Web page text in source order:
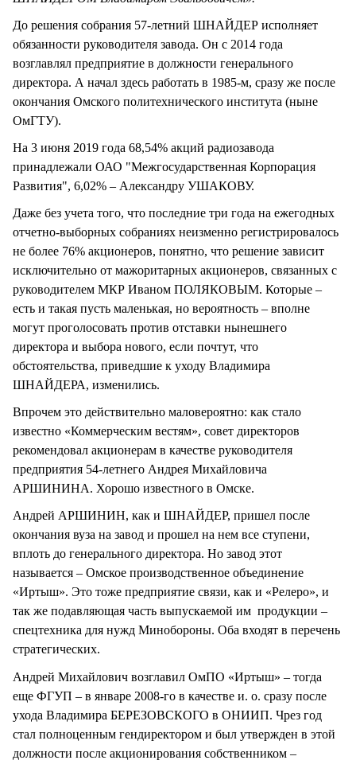
До решения собрания 57-летний ШНАЙДЕР исполняет
обязанности руководителя завода. Он с 2014 года
возглавлял предприятие в должности генерального
директора. А начал здесь работать в 1985-м, сразу же после
окончания Омского политехнического института (ныне
ОмГТУ).
На 3 июня 2019 года 68,54% акций радиозавода
принадлежали ОАО "Межгосударственная Корпорация
Развития", 6,02% – Александру УШАКОВУ.
Даже без учета того, что последние три года на ежегодных
отчетно-выборных собраниях неизменно регистрировалось
не более 76% акционеров, понятно, что решение зависит
исключительно от мажоритарных акционеров, связанных с
руководителем МКР Иваном ПОЛЯКОВЫМ. Которые –
есть и такая пусть маленькая, но вероятность – вполне
могут проголосовать против отставки нынешнего
директора и выбора нового, если почтут, что
обстоятельства, приведшие к уходу Владимира
ШНАЙДЕРА, изменились.
Впрочем это действительно маловероятно: как стало
известно «Коммерческим вестям», совет директоров
рекомендовал акционерам в качестве руководителя
предприятия 54-летнего Андрея Михайловича
АРШИНИНА. Хорошо известного в Омске.
Андрей АРШИНИН, как и ШНАЙДЕР, пришел после
окончания вуза на завод и прошел на нем все ступени,
вплоть до генерального директора. Но завод этот
называется – Омское производственное объединение
«Иртыш». Это тоже предприятие связи, как и «Релеро», и
так же подавляющая часть выпускаемой им продукции –
спецтехника для нужд Минобороны. Оба входят в перечень
стратегических.
Андрей Михайлович возглавил ОмПО «Иртыш» – тогда
еще ФГУП – в январе 2008-го в качестве и. о. сразу после
ухода Владимира БЕРЕЗОВСКОГО в ОНИИП. Чрез год
стал полноценным гендиректором и был утвержден в этой
должности после акционирования собственником –